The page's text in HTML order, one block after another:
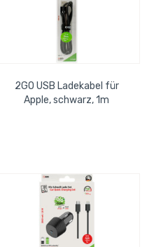
2GO USB Ladekabel für
Apple, schwarz, 1m